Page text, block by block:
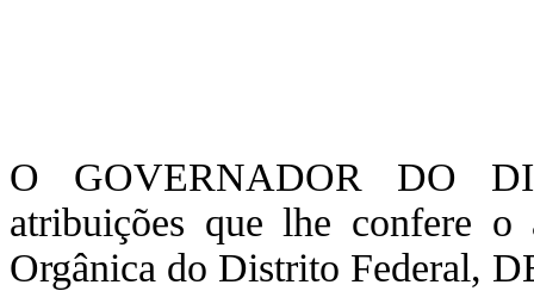
O GOVERNADOR DO
atribuições que lhe confere
Orgânica do Distrito Federal,